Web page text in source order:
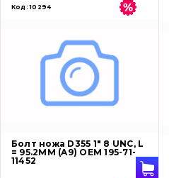
Код: 10294
Болт ножа D355 1" 8 UNC, L
= 95.2ММ (A9) OEM 195-71-
11452